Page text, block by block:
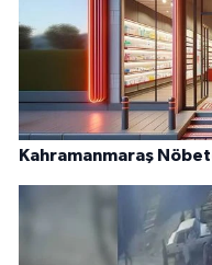
Kahramanmaraş